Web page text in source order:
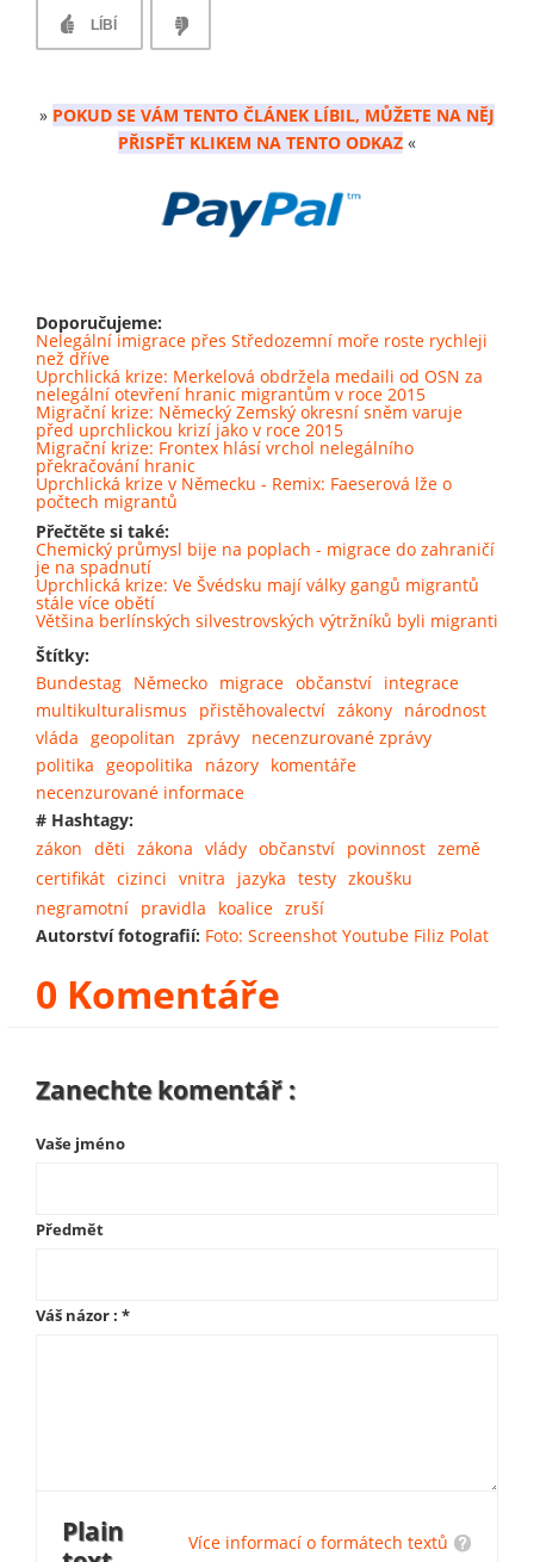
LÍBÍ
» POKUD SE VÁM TENTO ČLÁNEK LÍBIL, MŮŽETE NA NĚJ
PŘISPĚT KLIKEM NA TENTO ODKAZ «
Doporučujeme:
Nelegální imigrace přes Středozemní moře roste rychleji
než dříve
Uprchlická krize: Merkelová obdržela medaili od OSN za
nelegální otevření hranic migrantům v roce 2015
Migrační krize: Německý Zemský okresní sněm varuje
před uprchlickou krizí jako v roce 2015
Migrační krize: Frontex hlásí vrchol nelegálního
překračování hranic
Uprchlická krize v Německu - Remix: Faeserová lže o
počtech migrantů
Přečtěte si také:
Chemický průmysl bije na poplach - migrace do zahraničí
je na spadnutí
Uprchlická krize: Ve Švédsku mají války gangů migrantů
stále více obětí
Většina berlínských silvestrovských výtržníků byli migranti
Štítky:
Bundestag Německo migrace občanství integrace
multikulturalismus
přistěhovalectví zákony národnost
vláda geopolitan zprávy necenzurované zprávy
politika geopolitika názory komentáře
necenzurované informace
# Hashtagy:
zákon děti zákona vlády občanství povinnost země
certifikát cizinci vnitra jazyka testy zkoušku
negramotní pravidla koalice zruší
Autorství fotografií: Foto: Screenshot Youtube Filiz Polat
0 Komentáře
Zanechte komentář :
Vaše jméno
Předmět
Váš názor : *
Více informací o formátech textů
Plain